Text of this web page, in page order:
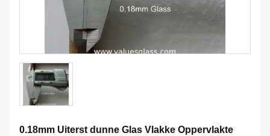
0.18mm Uiterst dunne Glas Vlakke Oppervlakte